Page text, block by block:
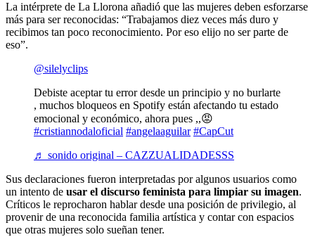
La intérprete de La Llorona añadió que las mujeres deben esforzarse
más para ser reconocidas: “Trabajamos diez veces más duro y
recibimos tan poco reconocimiento. Por eso elijo no ser parte de
eso”.
@silelyclips
Debiste aceptar tu error desde un principio y no burlarte
, muchos bloqueos en Spotify están afectando tu estado
emocional y económico, ahora pues ,,😡
#cristiannodaloficial #angelaaguilar #CapCut
♬ sonido original – CAZZUALIDADESSS
Sus declaraciones fueron interpretadas por algunos usuarios como
un intento de usar el discurso feminista para limpiar su imagen.
Críticos le reprocharon hablar desde una posición de privilegio, al
provenir de una reconocida familia artística y contar con espacios
que otras mujeres solo sueñan tener.